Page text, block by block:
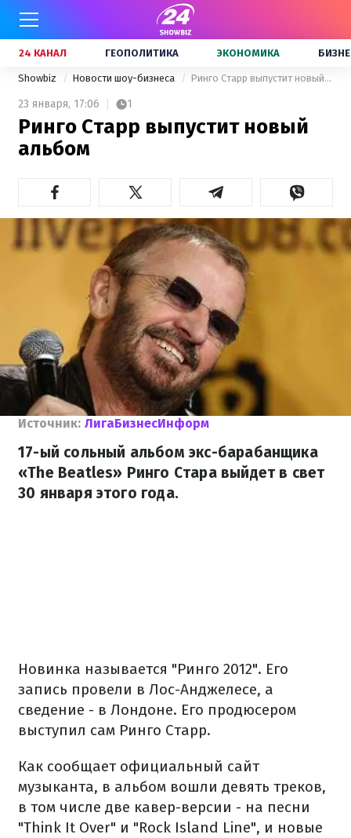
24 КАНАЛ ГЕОПОЛИТИКА ЭКОНОМИКА
Showbiz Новости шоу-бизнеса Ринго Старр выпустит новый альбом
23 января, 17:06 1
Ринго Старр выпустит новый
альбом
Источник: ЛигаБизнесИнформ
17-ый сольный альбом экс-барабанщика
«The Beatles» Ринго Стара выйдет в свет
30 января этого года.
Новинка называется "Ринго 2012". Его
запись провели в Лос-Анджелесе, а
сведение - в Лондоне. Его продюсером
выступил сам Ринго Старр.
Как сообщает официальный сайт
музыканта, в альбом вошли девять треков,
в том числе две кавер-версии - на песни
"Think It Over" и "Rock Island Line", и новые